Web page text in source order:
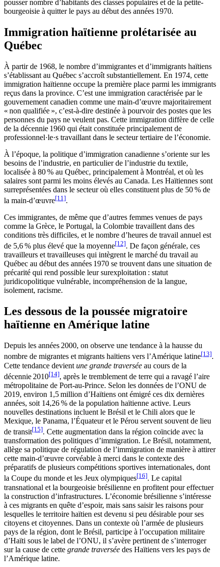
pousser nombre d’habitants des classes populaires et de la petite-
bourgeoisie à quitter le pays au début des années 1970.
Immigration haïtienne prolétarisée au
Québec
À partir de 1968, le nombre d’immigrantes et d’immigrants haïtiens
s’établissant au Québec s’accroît substantiellement. En 1974, cette
immigration haïtienne occupe la première place parmi les immigrants
reçus dans la province. C’est une immigration caractérisée par le
gouvernement canadien comme une main-d’œuvre majoritairement
« non qualifiée », c’est-à-dire destinée à pourvoir des postes que les
personnes du pays ne veulent pas. Cette immigration diffère de celle
de la décennie 1960 qui était constituée principalement de
professionnel·le·s travaillant dans le secteur tertiaire de l’économie.
À l’époque, la politique d’immigration canadienne s’oriente sur les
besoins de l’industrie, en particulier de l’industrie du textile,
localisée à 80 % au Québec, principalement à Montréal, et où les
salaires sont parmi les moins élevés au Canada. Les Haïtiennes sont
surreprésentées dans le secteur où elles constituent plus de 50 % de
la main-d’œuvre[11].
Ces immigrantes, de même que d’autres femmes venues de pays
comme la Grèce, le Portugal, la Colombie travaillent dans des
conditions très difficiles, et le nombre d’heures de travail annuel est
de 5,6 % plus élevé que la moyenne[12]. De façon générale, ces
travailleurs et travailleuses qui intègrent le marché du travail au
Québec au début des années 1970 se trouvent dans une situation de
précarité qui rend possible leur surexploitation : statut
juridicopolitique vulnérable, incompréhension de la langue,
isolement, racisme.
Les dessous de la poussée migratoire
haïtienne en Amérique latine
Depuis les années 2000, on observe une tendance à la hausse du
nombre de migrantes et migrants haïtiens vers l’Amérique latine[13].
Cette tendance devient une grande traversée au cours de la
décennie 2010[14], après le tremblement de terre qui a ravagé l’aire
métropolitaine de Port-au-Prince. Selon les données de l’ONU de
2019, environ 1,5 million d’Haïtiens ont émigré ces dix dernières
années, soit 14,26 % de la population haïtienne active. Leurs
nouvelles destinations incluent le Brésil et le Chili alors que le
Mexique, le Panama, l’Équateur et le Pérou servent souvent de lieu
de transit[15]. Cette augmentation dans la région coïncide avec la
transformation des politiques d’immigration. Le Brésil, notamment,
allège sa politique de régulation de l’immigration de manière à attirer
cette main-d’œuvre corvéable à merci dans le contexte des
préparatifs de plusieurs compétitions sportives internationales, dont
la Coupe du monde et les Jeux olympiques[16]. Le capital
transnational et la bourgeoisie brésilienne en profitent pour effectuer
la construction d’infrastructures. L’économie brésilienne s’intéresse
à ces migrants en quête d’espoir, mais sans saisir les raisons pour
lesquelles le territoire haïtien est devenu si peu désirable pour ses
citoyens et citoyennes. Dans un contexte où l’armée de plusieurs
pays de la région, dont le Brésil, participe à l’occupation militaire
d’Haïti sous le label de l’ONU, il s’avère pertinent de s’interroger
sur la cause de cette grande traversée des Haïtiens vers les pays de
l’Amérique latine.